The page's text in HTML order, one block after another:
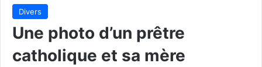
Divers
Une photo d’un prêtre
catholique et sa mère